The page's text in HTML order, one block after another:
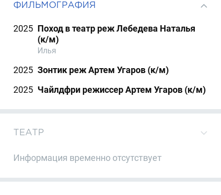
ФИЛЬМОГРАФИЯ
2025 Поход в театр реж Лебедева Наталья
(к/м)
Илья
2025 Зонтик реж Артем Угаров (к/м)
2025 Чайлдфри режиссер Артем Угаров (к/м)
ТЕАТР
Информация временно отсутствует